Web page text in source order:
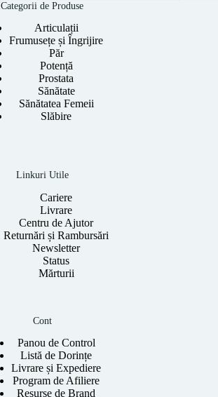
Categorii de Produse
Articulații
Frumusețe și Îngrijire
Păr
Potență
Prostata
Sănătate
Sănătatea Femeii
Slăbire
Linkuri Utile
Cariere
Livrare
Centru de Ajutor
Returnări și Rambursări
Newsletter
Status
Mărturii
Cont
Panou de Control
Listă de Dorințe
Livrare și Expediere
Program de Afiliere
Resurse de Brand